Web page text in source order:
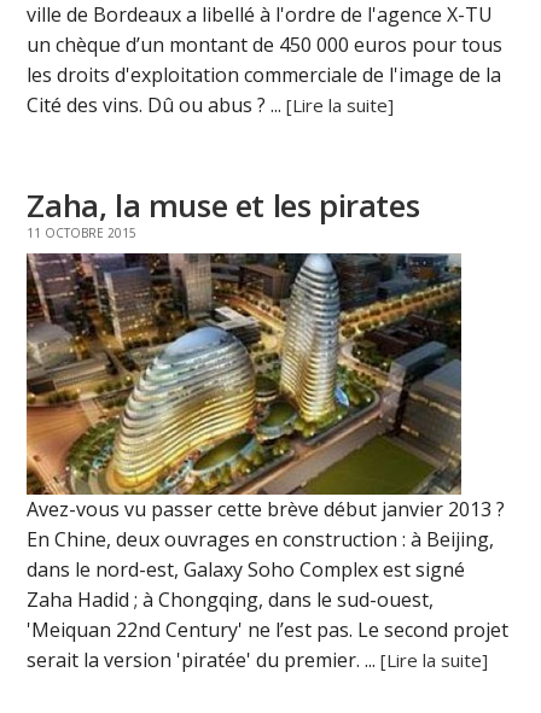
ville de Bordeaux a libellé à l'ordre de l'agence X-TU
un chèque d’un montant de 450 000 euros pour tous
les droits d'exploitation commerciale de l'image de la
Cité des vins. Dû ou abus ? ...[Lire la suite]
Zaha, la muse et les pirates
11 OCTOBRE 2015
Avez-vous vu passer cette brève début janvier 2013 ?
En Chine, deux ouvrages en construction : à Beijing,
dans le nord-est, Galaxy Soho Complex est signé
Zaha Hadid ; à Chongqing, dans le sud-ouest,
'Meiquan 22nd Century' ne l’est pas. Le second projet
serait la version 'piratée' du premier. ...[Lire la suite]